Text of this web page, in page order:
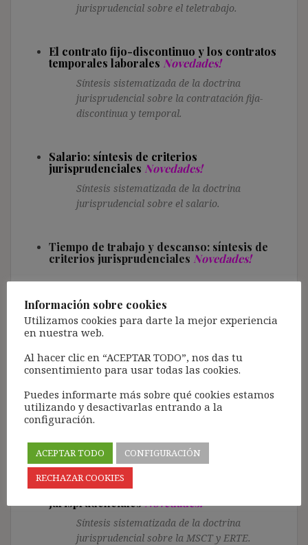
jurisprudencial sobre el teletrabajo.
El contrato fijo-discontinuo y los contratos
temporales laborales Novedades!
Síntesis sistematizada de la doctrina
jurisprudencial sobre la contratación fija-
discontinua y temporal.
Salario: síntesis de criterios
jurisprudenciales Novedades!
Síntesis sistematizada de la doctrina
jurisprudencial sobre el salario.
Tiempo de trabajo y descanso: síntesis de
criterios jurisprudenciales Novedades!
Síntesis sistematizada de la doctrina
jurisprudencial sobre el tiempo de trabajo y el
descanso.
Contratas, cesión ilegal y subrogación de
empresaNovedades!
Síntesis sistematizada de la doctrina
jurisprudencial sobre las contratas, cesión
ilegal y subrogación de empresa.
Modificación sustancial de las condiciones
de trabajo y ERTE de reducción de jornada y
suspensivo: síntesis de criterios
jurisprudencialesNovedades!
Síntesis sistematizada de la doctrina
jurisprudencial sobre la MSCT y ERTE.
Información sobre cookies
Utilizamos cookies para darte la mejor experiencia
en nuestra web.
Al hacer clic en “ACEPTAR TODO”, nos das tu
consentimiento para usar todas las cookies.
Puedes informarte más sobre qué cookies estamos
utilizando y desactivarlas entrando a la
configuración.
ACEPTAR TODO
CONFIGURACIÓN
RECHAZAR COOKIES